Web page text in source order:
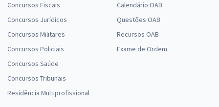
Concursos Fiscais
Concursos Jurídicos
Concursos Militares
Concursos Policiais
Concursos Saúde
Concursos Tribunais
Residência Multiprofissional
Calendário OAB
Questões OAB
Recursos OAB
Exame de Ordem